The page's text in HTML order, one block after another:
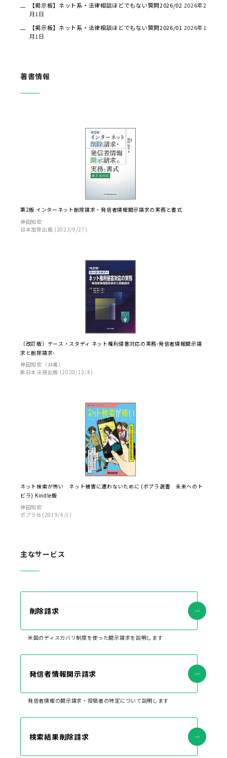
【掲示板】ネット系・法律相談ほどでもない質問2026/02 2026年2
月1日
【掲示板】ネット系・法律相談ほどでもない質問2026/01 2026年1
月1日
著書情報
第2版 インターネット削除請求・発信者情報開示請求の実務と書式
神田知宏
日本加除出版 (2023/9/27)
〔改訂版〕ケース・スタディ ネット権利侵害対応の実務-発信者情報開示請
求と削除請求-
神田知宏（共著）
新日本法規出版 (2020/12/4)
ネット検索が怖い ネット被害に遭わないために (ポプラ選書 未来へのト
ビラ) Kindle版
神田知宏
ポプラ社(2019/4/1)
主なサービス
削除請求
米国のディスカバリ制度を使った開示請求を説明します
発信者情報開示請求
発信者情報の開示請求・投稿者の特定について説明します
検索結果削除請求